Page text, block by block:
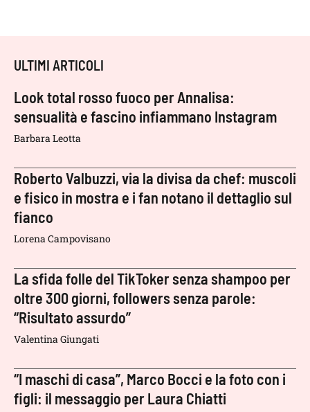
ULTIMI ARTICOLI
Look total rosso fuoco per Annalisa:
sensualità e fascino infiammano Instagram
Barbara Leotta
Roberto Valbuzzi, via la divisa da chef: muscoli
e fisico in mostra e i fan notano il dettaglio sul
fianco
Lorena Campovisano
La sfida folle del TikToker senza shampoo per
oltre 300 giorni, followers senza parole:
“Risultato assurdo”
Valentina Giungati
“I maschi di casa”, Marco Bocci e la foto con i
figli: il messaggio per Laura Chiatti